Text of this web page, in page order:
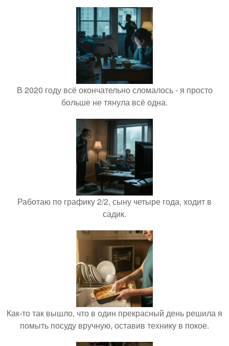
В 2020 году всё окончательно сломалось - я просто
больше не тянула всё одна.
Работаю по графику 2/2, сыну четыре года, ходит в
садик.
Как-то так вышло, что в один прекрасный день решила я
помыть посуду вручную, оставив технику в покое.